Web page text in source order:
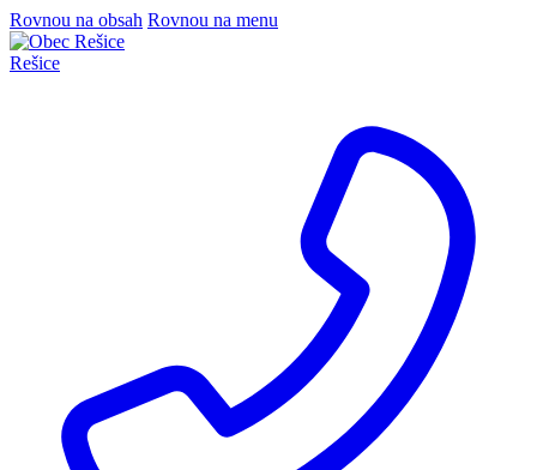
Rovnou na obsah Rovnou na menu
Rešice